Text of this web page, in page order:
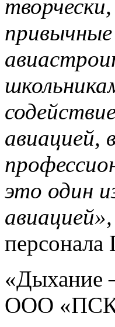
авиацией,
это один
авиацией»,
«Дыхание
ООО «ПСК